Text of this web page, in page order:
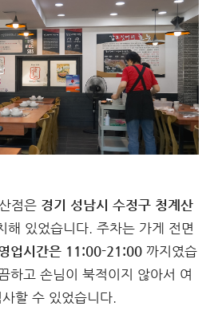
점은 경기 성남시 수정구 청계산
해 있었습니다. 주차는 가게 전면
업시간은 11:00-21:00 까지였습
하고 손님이 북적이지 않아서 여
할 수 있었습니다.